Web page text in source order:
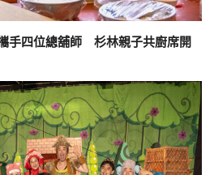
手四位總舖師 杉林親子共廚席開